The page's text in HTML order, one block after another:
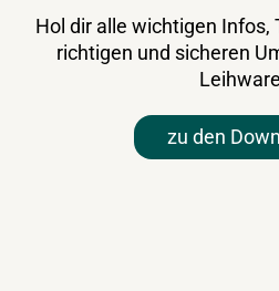
Hol dir alle wichtigen Infos,
richtigen und sicheren
zu den